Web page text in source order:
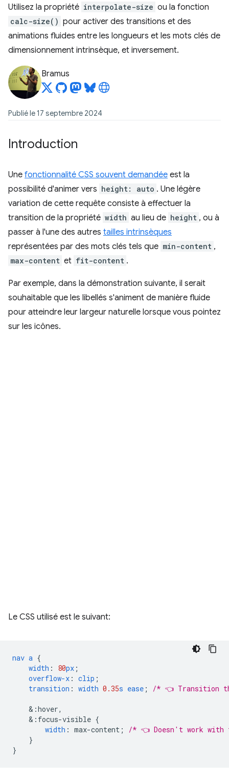
Utilisez la propriété interpolate-size ou la fonction
calc-size() pour activer des transitions et des
animations fluides entre les longueurs et les mots clés de
dimensionnement intrinsèque, et inversement.
Bramus
Publié le 17 septembre 2024
Introduction
Une fonctionnalité CSS souvent demandée est la
possibilité d'animer vers height: auto . Une légère
variation de cette requête consiste à effectuer la
transition de la propriété width au lieu de height , ou à
passer à l'une des autres tailles intrinsèques
représentées par des mots clés tels que min-content ,
max-content et fit-content .
Par exemple, dans la démonstration suivante, il serait
souhaitable que les libellés s'animent de manière fluide
pour atteindre leur largeur naturelle lorsque vous pointez
sur les icônes.
Le CSS utilisé est le suivant:
nav a {
width : 80px ;
overflow-x : clip ;
transition : width 0.35s ease ; /* 👈 Transition
& :hover,
& :focus-visible {
width : max-content ;
/* 👈 Doesn't work
}
}